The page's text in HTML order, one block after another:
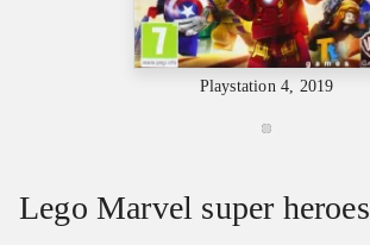
Playstation 4, 2019
Lego Marvel super heroes